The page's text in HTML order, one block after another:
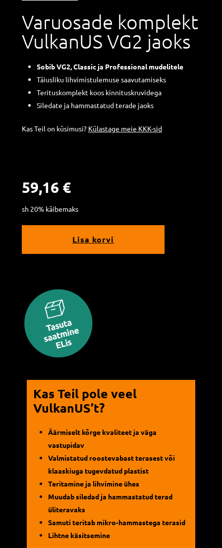
Varuosade komplekt
VulkanUS VG2 jaoks
Sobib VG2, Classic ja Professional mudelitele
Täiusliku lihvimistulemuse saavutamiseks
Terituskomplekt koos kinnituskruvidega
Siledate ja hammastatud terade jaoks
Kas Teil on küsimusi? Külastage meie KKK-sid
59,16 €
sh 20% käibemaks
Lisa korvi
Kas Teil pole veel
VulkanUS’t?
Äärmiselt kõrge kvaliteet ja väga
vastupidav
Valmistatud roostevabast terasest või
klaaskiuga tugevdatud plastist
Teritamine ja lihvimine ühes
Muudab siledad ja hammastatud terad
üliteravaks
Samuti teritab mikro-hammastega terasid
Lihtne käsitsemine